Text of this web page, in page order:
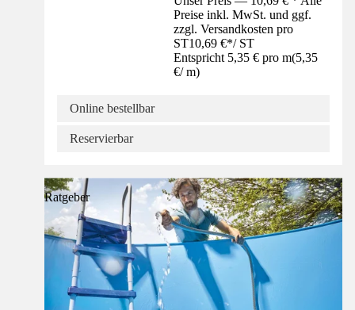
Preise inkl. MwSt. und ggf.
zzgl. Versandkosten pro
ST10,69 €*/ ST
Entspricht 5,35 € pro m(5,35
€/ m)
Online bestellbar
Reservierbar
Ratgeber